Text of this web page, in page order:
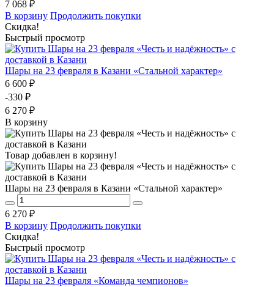
7 068 ₽
В корзину Продолжить покупки
Скидка!
Быстрый просмотр
Шары на 23 февраля в Казани «Стальной характер»
6 600 ₽
-330 ₽
6 270 ₽
В корзину
Товар добавлен в корзину!
Шары на 23 февраля в Казани «Стальной характер»
6 270 ₽
В корзину Продолжить покупки
Скидка!
Быстрый просмотр
Шары на 23 февраля «Команда чемпионов»